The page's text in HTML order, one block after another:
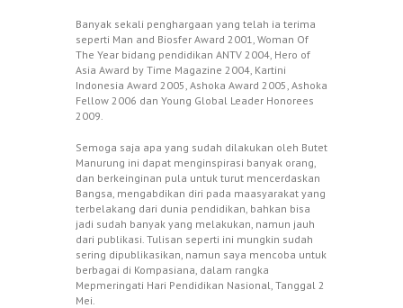
Banyak sekali penghargaan yang telah ia terima
seperti Man and Biosfer Award 2001, Woman Of
The Year bidang pendidikan ANTV 2004, Hero of
Asia Award by Time Magazine 2004, Kartini
Indonesia Award 2005, Ashoka Award 2005, Ashoka
Fellow 2006 dan Young Global Leader Honorees
2009.
Semoga saja apa yang sudah dilakukan oleh Butet
Manurung ini dapat menginspirasi banyak orang,
dan berkeinginan pula untuk turut mencerdaskan
Bangsa, mengabdikan diri pada maasyarakat yang
terbelakang dari dunia pendidikan, bahkan bisa
jadi sudah banyak yang melakukan, namun jauh
dari publikasi. Tulisan seperti ini mungkin sudah
sering dipublikasikan, namun saya mencoba untuk
berbagai di Kompasiana, dalam rangka
Mepmeringati Hari Pendidikan Nasional, Tanggal 2
Mei.